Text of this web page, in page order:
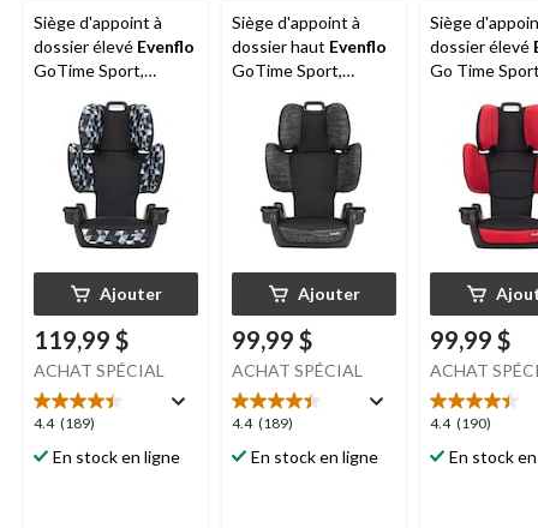
Siège d'appoint à
dossier élevé Evenflo
GoTime Sport,
Ajouter
119,99 $
ACHAT SPÉCIAL
4.4 (189)
4.4
étoile(s)
sur
En stock en ligne
Siège d'appoint à
dossier haut Evenflo
GoTime Sport,
Ajouter
99,99 $
ACHAT SPÉCIAL
4.4 (189)
4.4
étoile(s)
sur
En stock en ligne
Siège
dossier élevé
Go Time
99,99 $
ACHAT
4.4 (190)
4.4
étoile(s)
sur
En stock